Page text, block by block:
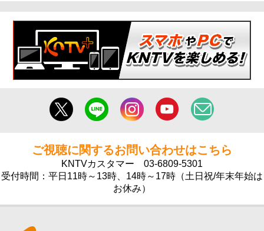
ご視聴に関するお問い合わせはこちら
KNTVカスタマー 03-6809-5301
受付時間：平日11時～13時、14時～17時（土日祝/年末年始は
お休み）